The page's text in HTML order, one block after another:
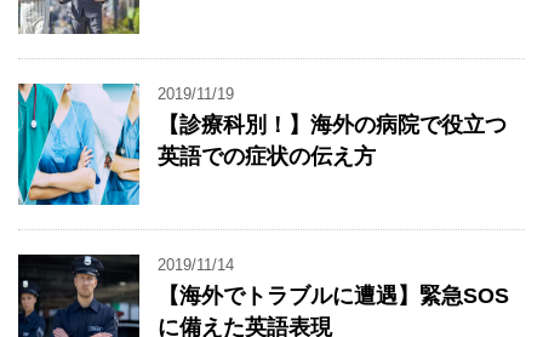
2019/11/19
【診療科別！】海外の病院で役立つ
英語での症状の伝え方
2019/11/14
【海外でトラブルに遭遇】緊急SOS
に備えた英語表現